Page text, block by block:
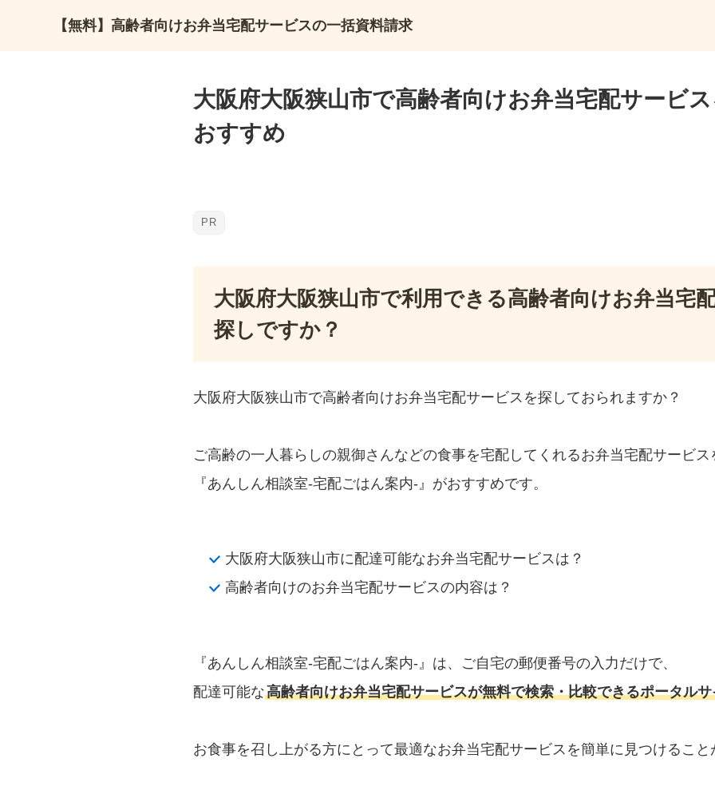
【無料】高齢者向けお弁当宅配サービスの一括資料請求
大阪府大阪狭山市で高齢者向けお弁当宅配サービ
おすすめ
大阪府大阪狭山市で利用できる高齢者向けお弁当宅
探しですか？
大阪府大阪狭山市で高齢者向けお弁当宅配サービスを探しておられますか？
ご高齢の一人暮らしの親御さんなどの食事を宅配してくれるお弁当宅配サービス
『あんしん相談室‐宅配ごはん案内‐』がおすすめです。
大阪府大阪狭山市に配達可能なお弁当宅配サービスは？
高齢者向けのお弁当宅配サービスの内容は？
『あんしん相談室‐宅配ごはん案内‐』は、ご自宅の郵便番号の入力だけで、
配達可能な高齢者向けお弁当宅配サービスが無料で検索・比較できるポータル
お食事を召し上がる方にとって最適なお弁当宅配サービスを簡単に見つけること